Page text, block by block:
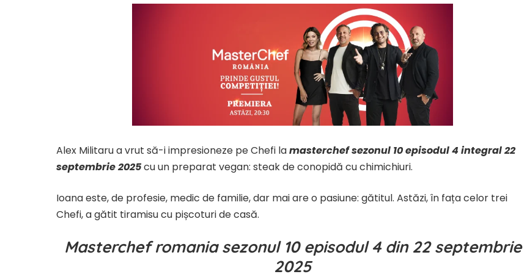
Alex Militaru a vrut să-i impresioneze pe Chefi lamasterchef sezonul 10 episodul 4 integral 22
septembrie 2025cu un preparat vegan: steak de conopidă cu chimichiuri.
Ioana este, de profesie, medic de familie, dar mai are o pasiune: gătitul. Astăzi, în fața celor trei
Chefi, a gătit tiramisu cu pișcoturi de casă.
Masterchef romania sezonul 10 episodul 4 din 22 septembrie
2025